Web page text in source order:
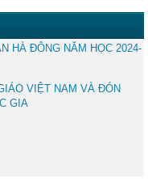
HÀ ĐÔNG NĂM HỌC 2024-
VIỆT NAM VÀ ĐÓN
GIA